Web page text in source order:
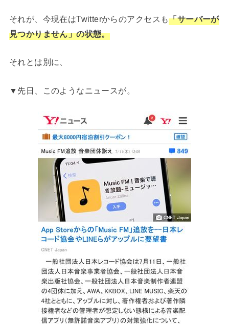
それが、今現在はTwitterからのアクセスも「サーバーが
見つかりません」の状態。
それとは別に、
▼先日、このようなニュースが。